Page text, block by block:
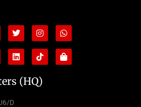
TwitterInstagramWhatsapp
LinkedinTiktokShopping-
bag
(HQ)
D